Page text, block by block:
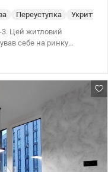
Переуступка
Укриття
Цей житловий
себе на ринку
автономне. Є
що гарантує
роботу ліфтів. Також
будинку та консьєрж
дворі зона
Квартира
му поверсі. Вікна на
загальна площа